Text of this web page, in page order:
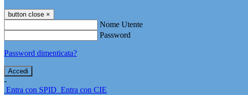
button close ×
Nome Utente
Password
Password dimenticata?
-
Entra con SPID Entra con CIE